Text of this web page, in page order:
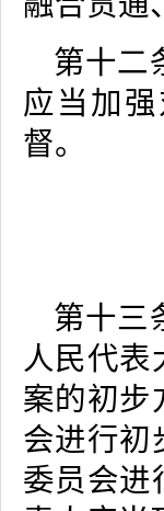
第十二
应当加
督。
第十三
人民代表
案的初步
会进行初
委员会进